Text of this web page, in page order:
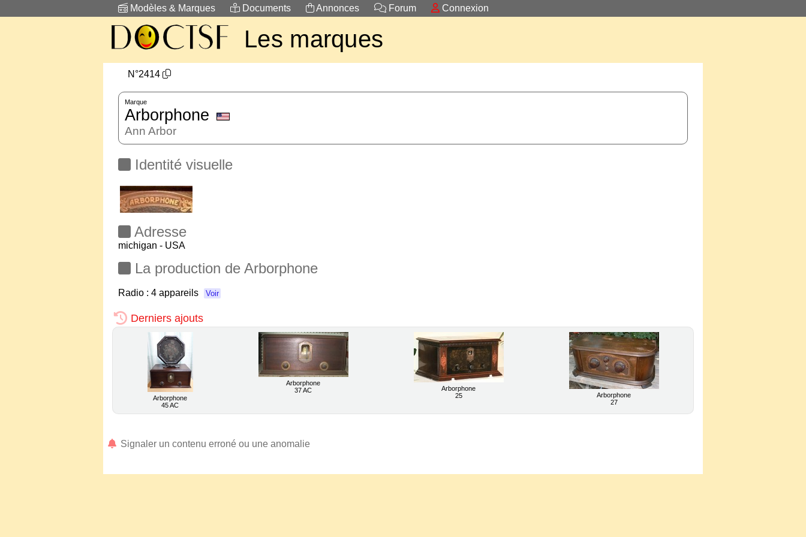
Modèles & Marques Documents Annonces Forum Connexion
Les marques
N°2414
Marque
Arborphone
Ann Arbor
Identité visuelle
Adresse
michigan - USA
La production de Arborphone
Radio : 4 appareils Voir
Derniers ajouts
Arborphone
45 AC
Arborphone
37 AC
Arborphone
25
Arborphone
27
Signaler un contenu erroné ou une anomalie